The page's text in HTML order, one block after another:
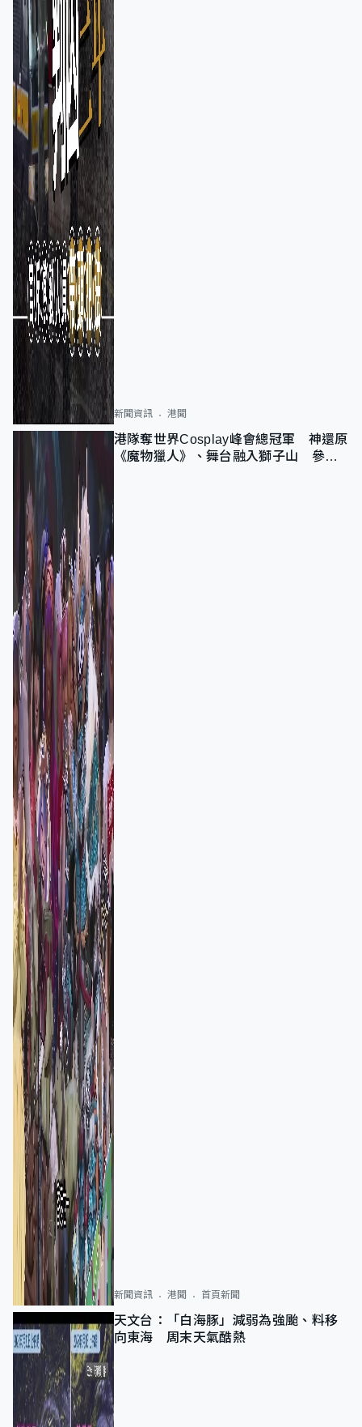
新聞資訊 港聞
港隊奪世界Cosplay峰會總冠軍 神還原
《魔物獵人》、舞台融入獅子山 參賽
新聞資訊 港聞 首頁新聞
天文台：「白海豚」減弱為強颱、料移
向東海 周末天氣酷熱